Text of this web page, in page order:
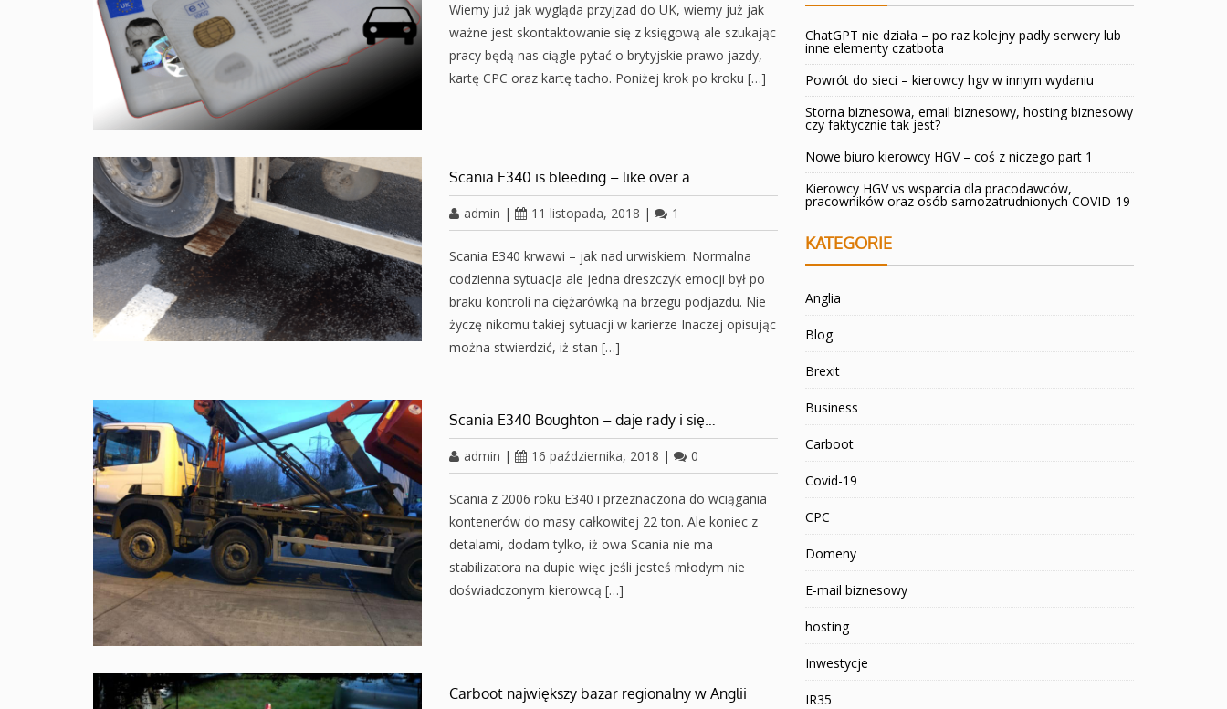
Wiemy już jak wygląda przyjzad do UK, wiemy już jak
ważne jest skontaktowanie się z księgową ale szukając
pracy będą nas ciągle pytać o brytyjskie prawo jazdy,
kartę CPC oraz kartę tacho. Poniżej krok po kroku […]
Scania E340 is bleeding – like over a…
admin | 11 listopada, 2018 | 1
Scania E340 krwawi – jak nad urwiskiem. Normalna
codzienna sytuacja ale jedna dreszczyk emocji był po
braku kontroli na ciężarówką na brzegu podjazdu. Nie
życzę nikomu takiej sytuacji w karierze Inaczej opisując
można stwierdzić, iż stan […]
Scania E340 Boughton – daje rady i się…
admin | 16 października, 2018 | 0
Scania z 2006 roku E340 i przeznaczona do wciągania
kontenerów do masy całkowitej 22 ton. Ale koniec z
detalami, dodam tylko, iż owa Scania nie ma
stabilizatora na dupie więc jeśli jesteś młodym nie
doświadczonym kierowcą […]
Carboot największy bazar regionalny w Anglii
ChatGPT nie działa – po raz kolejny padly serwery lub
inne elementy czatbota
Powrót do sieci – kierowcy hgv w innym wydaniu
Storna biznesowa, email biznesowy, hosting biznesowy
czy faktycznie tak jest?
Nowe biuro kierowcy HGV – coś z niczego part 1
Kierowcy HGV vs wsparcia dla pracodawców,
pracowników oraz osób samozatrudnionych COVID-19
KATEGORIE
Anglia
Blog
Brexit
Business
Carboot
Covid-19
CPC
Domeny
E-mail biznesowy
hosting
Inwestycje
IR35